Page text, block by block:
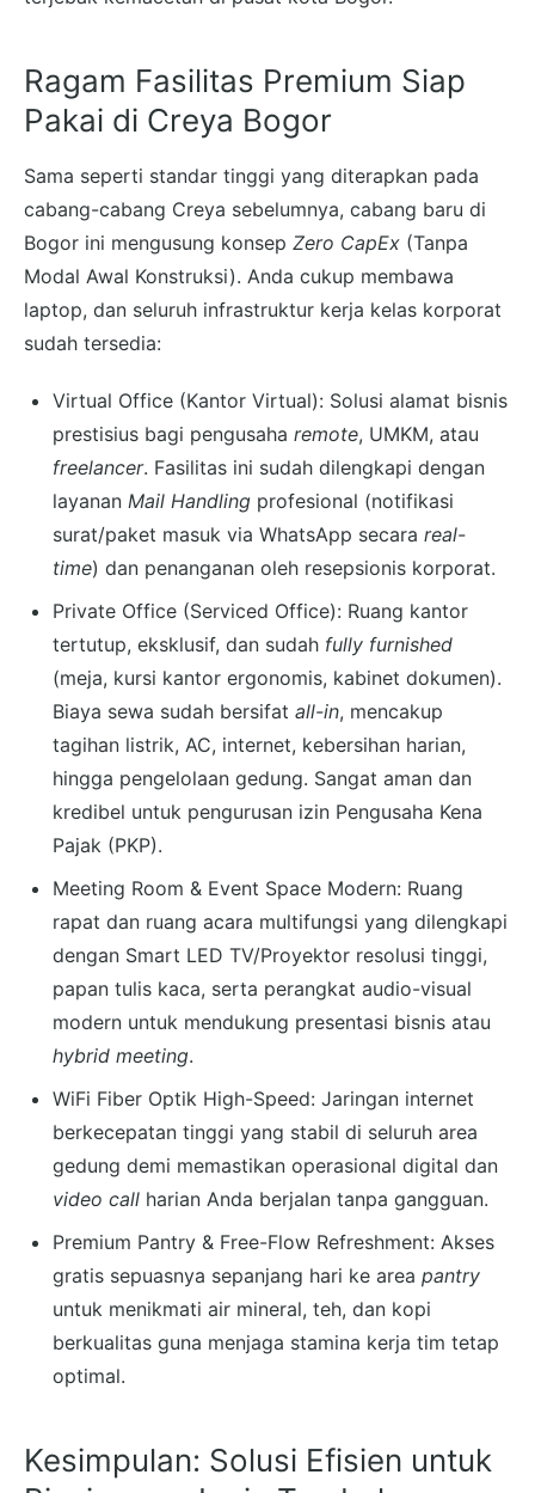
Ragam Fasilitas Premium Siap
Pakai di Creya Bogor
Sama seperti standar tinggi yang diterapkan pada
cabang-cabang Creya sebelumnya, cabang baru di
Bogor ini mengusung konsep Zero CapEx (Tanpa
Modal Awal Konstruksi). Anda cukup membawa
laptop, dan seluruh infrastruktur kerja kelas korporat
sudah tersedia:
Virtual Office (Kantor Virtual): Solusi alamat bisnis
prestisius bagi pengusaha remote, UMKM, atau
freelancer. Fasilitas ini sudah dilengkapi dengan
layanan Mail Handling profesional (notifikasi
surat/paket masuk via WhatsApp secara real-
time) dan penanganan oleh resepsionis korporat.
Private Office (Serviced Office): Ruang kantor
tertutup, eksklusif, dan sudah fully furnished
(meja, kursi kantor ergonomis, kabinet dokumen).
Biaya sewa sudah bersifat all-in, mencakup
tagihan listrik, AC, internet, kebersihan harian,
hingga pengelolaan gedung. Sangat aman dan
kredibel untuk pengurusan izin Pengusaha Kena
Pajak (PKP).
Meeting Room & Event Space Modern: Ruang
rapat dan ruang acara multifungsi yang dilengkapi
dengan Smart LED TV/Proyektor resolusi tinggi,
papan tulis kaca, serta perangkat audio-visual
modern untuk mendukung presentasi bisnis atau
hybrid meeting.
WiFi Fiber Optik High-Speed: Jaringan internet
berkecepatan tinggi yang stabil di seluruh area
gedung demi memastikan operasional digital dan
video call harian Anda berjalan tanpa gangguan.
Premium Pantry & Free-Flow Refreshment: Akses
gratis sepuasnya sepanjang hari ke area pantry
untuk menikmati air mineral, teh, dan kopi
berkualitas guna menjaga stamina kerja tim tetap
optimal.
Kesimpulan: Solusi Efisien untuk